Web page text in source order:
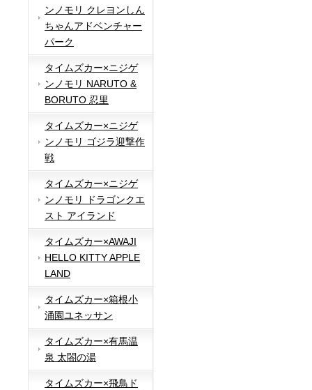
ンノモリ クレヨンしん
ちゃんアドベンチャー
パーク
タイムズカー×ニジゲ
ンノモリ NARUTO &
BORUTO 忍里
タイムズカー×ニジゲ
ンノモリ ゴジラ迎撃作
戦
タイムズカー×ニジゲ
ンノモリ ドラゴンクエ
スト アイランド
タイムズカー×AWAJI
HELLO KITTY APPLE
LAND
タイムズカー×箱根小
涌園ユネッサン
タイムズカー×有馬温
泉 太閤の湯
タイムズカー×飛鳥ド